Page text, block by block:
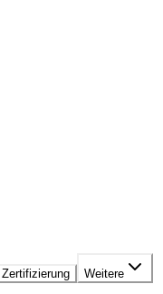
Zertifizierung Weitere